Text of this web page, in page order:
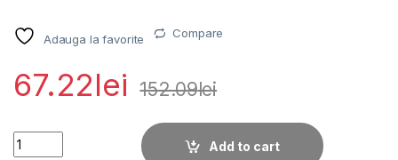
Adauga la favorite Compare
67.22lei 152.09lei
Suport de montaj pe perete Hikvision DS-1272ZJ-110-TRS,
Add to cart